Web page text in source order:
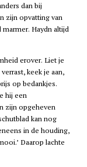
dan bij
zijn opvatting van
Haydn altijd
erover. Liet je
keek je aan,
op bedankjes.
hij een
zijn opgeheven
kan nog
in de houding,
Daarop lachte